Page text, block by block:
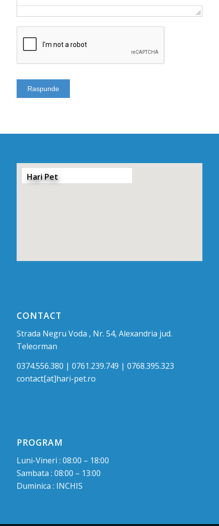
Hari Pet
CONTACT
Strada Negru Voda , Nr. 54, Alexandria jud.
Teleorman
0374.556.380 | 0761.239.749 | 0768.395.323
contact[at]hari-pet.ro
PROGRAM
Luni-Vineri : 08:00 – 18:00
Sambata : 08:00 – 13:00
Duminica : INCHIS